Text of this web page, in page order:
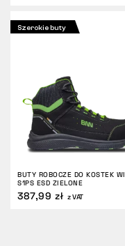
Szerokie buty
BUTY ROBOCZE DO KOSTEK
S1PS ESD ZIELONE
387,99 zł z VAT